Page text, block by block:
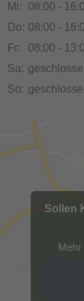
Mi:
08:00 -
Do: 08:00 -
Fr:
08:00 -
Sa:
So:
Sollen
Mehr